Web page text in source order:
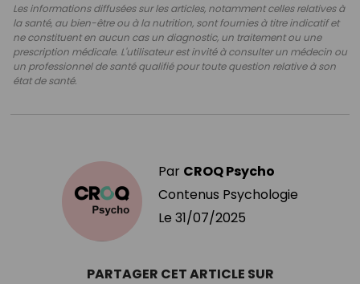
Les informations diffusées sur les articles, notamment celles relatives à
la santé, au bien-être ou à la nutrition, sont fournies à titre indicatif et
ne constituent en aucun cas un diagnostic, un traitement ou une
prescription médicale. L'utilisateur est invité à consulter un médecin ou
un professionnel de santé qualifié pour toute question relative à son
état de santé.
Par CROQ Psycho
Contenus Psychologie
Le 31/07/2025
PARTAGER CET ARTICLE SUR